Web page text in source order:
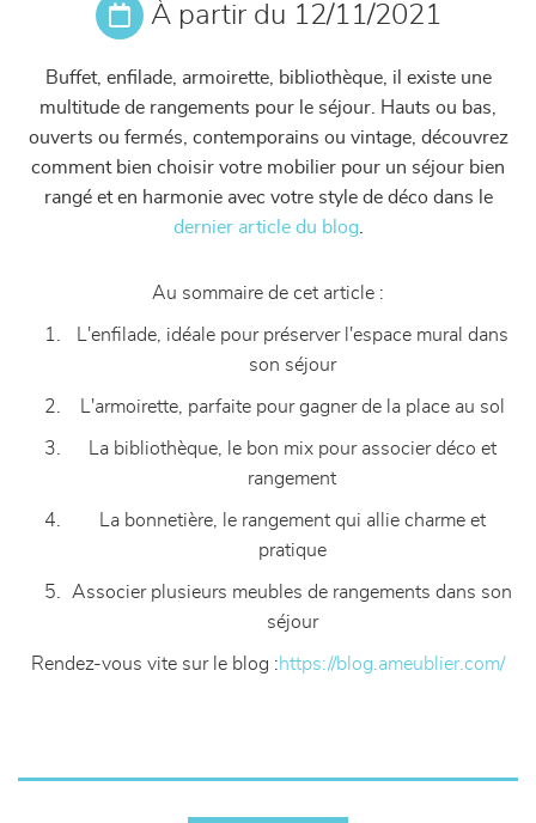
À partir du 12/11/2021
Buffet, enfilade, armoirette, bibliothèque, il existe une
multitude de rangements pour le séjour. Hauts ou bas,
ouverts ou fermés, contemporains ou vintage, découvrez
comment bien choisir votre mobilier pour un séjour bien
rangé et en harmonie avec votre style de déco dans le
dernier article du blog.
Au sommaire de cet article :
L'enfilade, idéale pour préserver l'espace mural dans
son séjour
L'armoirette, parfaite pour gagner de la place au sol
La bibliothèque, le bon mix pour associer déco et
rangement
La bonnetière, le rangement qui allie charme et
pratique
Associer plusieurs meubles de rangements dans son
séjour
Rendez-vous vite sur le blog :https://blog.ameublier.com/